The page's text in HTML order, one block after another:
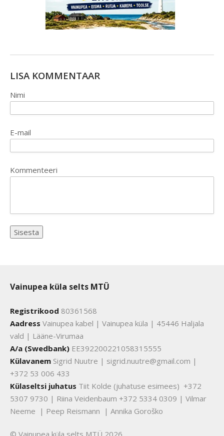
LISA KOMMENTAAR
Nimi
E-mail
Kommenteeri
Vainupea küla selts MTÜ
Registrikood 80361568
Aadress Vainupea kabel | Vainupea küla | 45446 Haljala
vald | Lääne-Virumaa
A/a (Swedbank) EE392200221058315555
Külavanem Sigrid Nuutre | sigrid.nuutre@gmail.com |
+372 53 006 433
Külaseltsi juhatus Tiit Kolde (juhatuse esimees) +372
5307 9730 | Riina Veidenbaum +372 5334 0309 | Vilmar
Neeme | Peep Reismann | Annika Goroško